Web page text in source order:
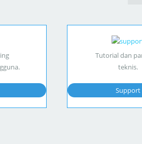
Tutorial dan
teknis.
Support